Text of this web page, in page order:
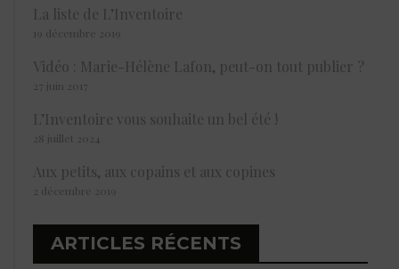
La liste de L’Inventoire
19 décembre 2019
Vidéo : Marie-Hélène Lafon, peut-on tout publier ?
27 juin 2017
L’Inventoire vous souhaite un bel été !
28 juillet 2024
Aux petits, aux copains et aux copines
2 décembre 2019
ARTICLES RÉCENTS